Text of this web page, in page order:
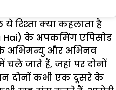
रिश्ता क्या कहलाता है
Hai) के अपकमिंग एपिसोड
अभिमन्यु और अभिनव
जाते हैं, जहां पर दोनों
दोनों कभी एक दूसरे के